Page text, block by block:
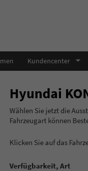
Kundencenter
Hyundai
Wählen
Fahrzeugart können
Klicken Sie auf das
Verfügbarkeit, Art